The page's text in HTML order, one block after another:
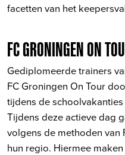
facetten van het
FC GRONINGEN ON
Gediplomeerde trainers
FC Groningen On Tour
tijdens de
Tijdens deze actieve dag
volgens de methoden van
hun regio. Hiermee